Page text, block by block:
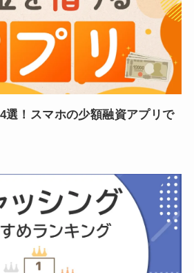
選！スマホの少額融資アプリで